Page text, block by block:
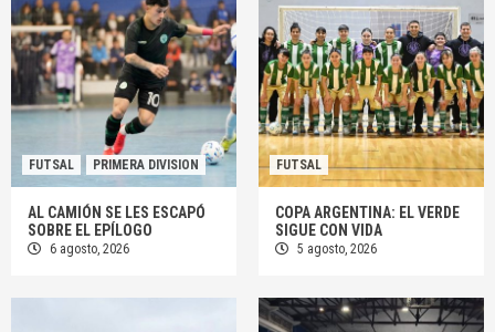
FUTSAL PRIMERA DIVISION
AL CAMIÓN SE LES ESCAPÓ
SOBRE EL EPÍLOGO
6 agosto, 2026
FUTSAL
COPA ARGENTINA: EL VERDE
SIGUE CON VIDA
5 agosto, 2026